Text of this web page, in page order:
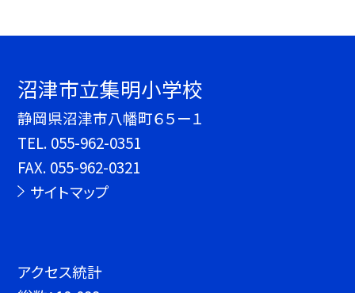
沼津市立集明小学校
静岡県沼津市八幡町６５ー１
TEL. 055-962-0351
FAX. 055-962-0321
サイトマップ
アクセス統計